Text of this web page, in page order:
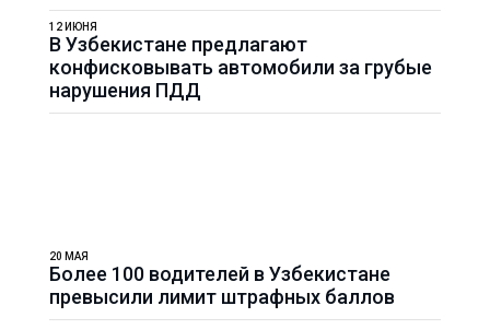
В Узбекистане предлагают
конфисковывать автомобили за грубые
нарушения ПДД
12 ИЮНЯ
Более 100 водителей в Узбекистане
превысили лимит штрафных баллов
20 МАЯ